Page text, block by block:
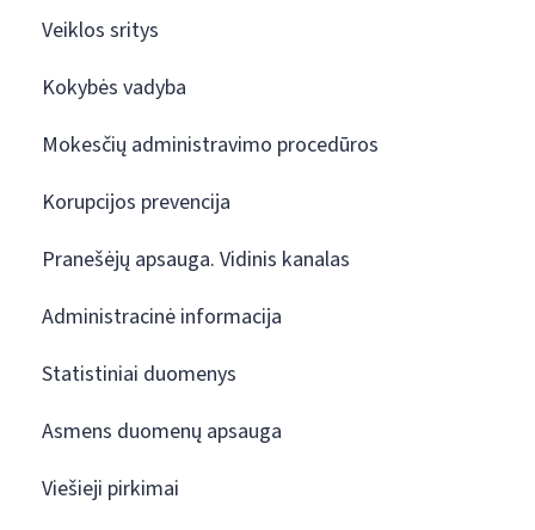
Veiklos sritys
Kokybės vadyba
Mokesčių administravimo procedūros
Korupcijos prevencija
Pranešėjų apsauga. Vidinis kanalas
Administracinė informacija
Statistiniai duomenys
Asmens duomenų apsauga
Viešieji pirkimai